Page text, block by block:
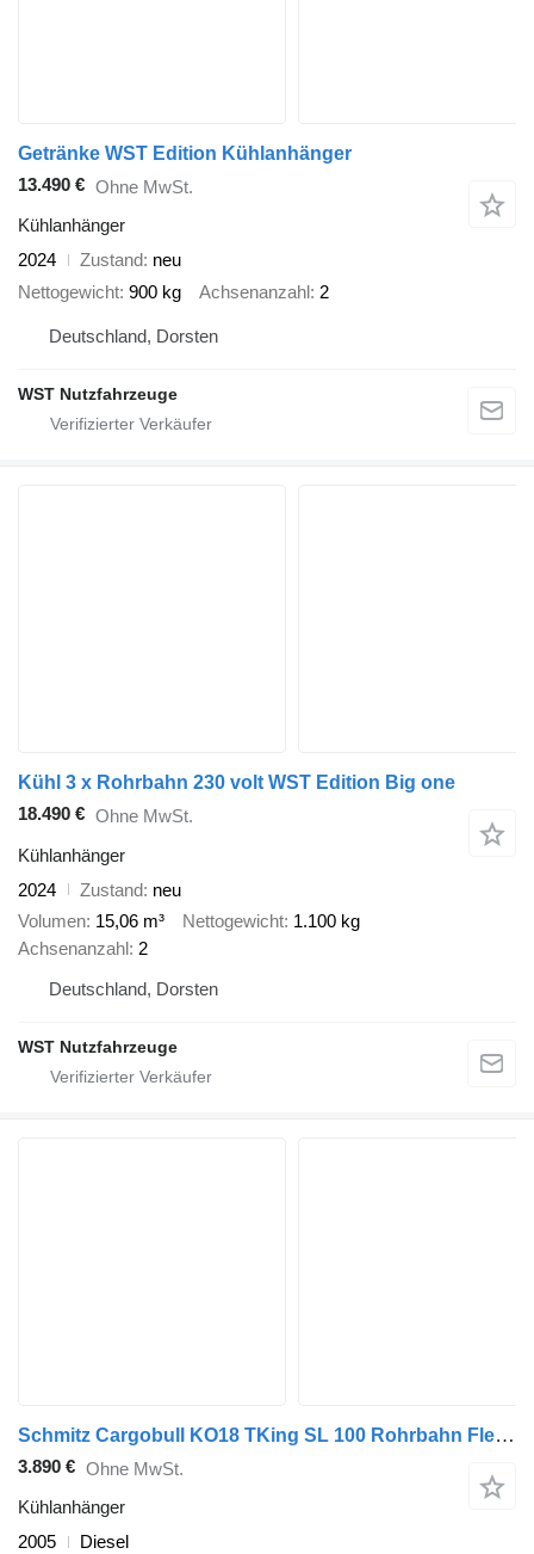
Getränke WST Edition Kühlanhänger
13.490 € Ohne MwSt.
Kühlanhänger
2024
Zustand
neu
Nettogewicht 900 kg Achsenanzahl 2
Deutschland, Dorsten
WST Nutzfahrzeuge
Kühl 3 x Rohrbahn 230 volt WST Edition Big one
18.490 € Ohne MwSt.
Kühlanhänger
2024
Zustand neu
Volumen 15,06 m³ Nettogewicht 1.100 kg
Achsenanzahl 2
Deutschland, Dorsten
WST Nutzfahrzeuge
Schmitz Cargobull KO18 TKing SL 100 Rohrbahn Fleisch
3.890 € Ohne MwSt.
Kühlanhänger
2005
Diesel